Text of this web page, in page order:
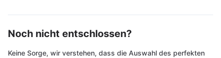
Noch nicht entschlossen?
Keine Sorge, wir verstehen, dass die Auswahl des perfekten